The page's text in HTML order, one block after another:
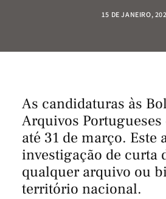
15 DE JANEIRO,
As candidaturas às
Arquivos Portugueses
até 31 de março.
investigação de curta
qualquer arquivo ou
território nacional.